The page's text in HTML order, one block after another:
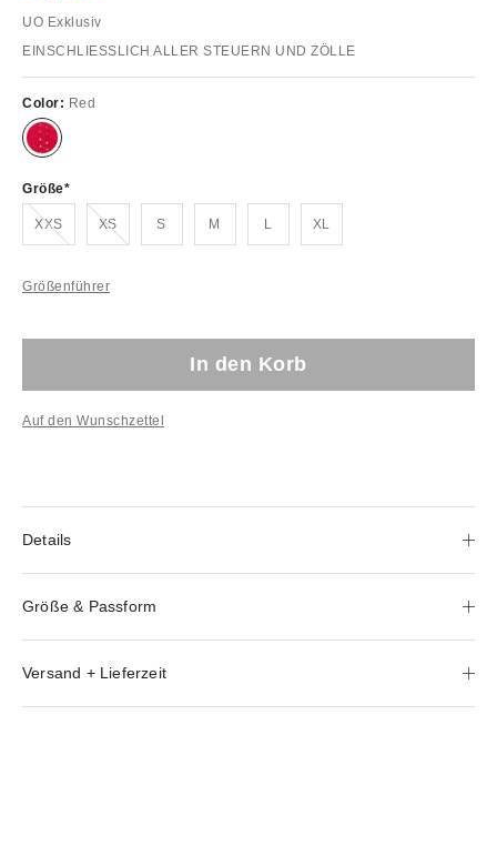
UO Exklusiv
EINSCHLIESSLICH ALLER STEUERN UND ZÖLLE
Color: Red
Größe
XXSAusverkauft!
XSAusverkauft!
S M L XL
Größenführer
In den Korb
Auf den Wunschzettel
Details
Größe & Passform
Versand + Lieferzeit